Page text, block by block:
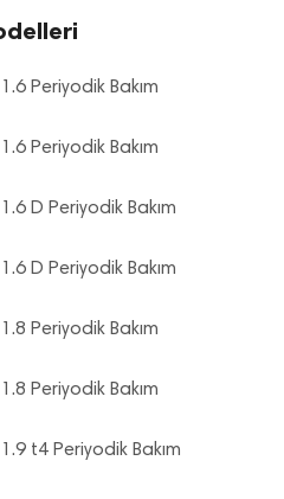
Periyodik Bakım
Periyodik Bakım
D Periyodik Bakım
D Periyodik Bakım
Periyodik Bakım
Periyodik Bakım
t4 Periyodik Bakım